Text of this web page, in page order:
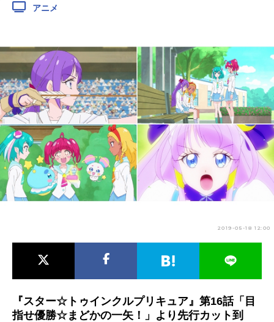
2.5次元 配信・Vtuber トレンド 無料マンガ
最新記事一覧
アニメ記事一覧 声優記事一覧
アニメ映画一覧 実写化映画一覧
今期アニメ曜日別一覧
春アニメ 夏アニメ
アニメ
2019-05-18 12:00
『スター☆トゥインクルプリキュア』第16話「目
指せ優勝☆まどかの一矢！」より先行カット到